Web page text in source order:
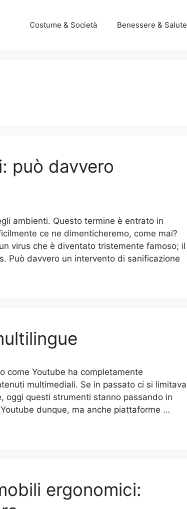
Costume & Società Benessere & Salute
può davvero
ambienti. Questo termine è entrato in
ce ne dimenticheremo, come mai?
virus che è diventato tristemente famoso; il
Può davvero un intervento di sanificazione
come Youtube ha completamente
multimediali. Se in passato ci si limitava
oggi questi strumenti stanno passando in
dunque, ma anche piattaforme …
ergonomici: